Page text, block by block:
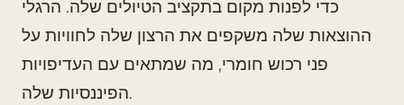
כדי לפנות מקום בתקציב הטיולים שלה. הרגלי
ההוצאות שלה משקפים את הרצון שלה לחוויות על
פני רכוש חומרי, מה שמתאים עם העדיפויות
הפיננסיות שלה.